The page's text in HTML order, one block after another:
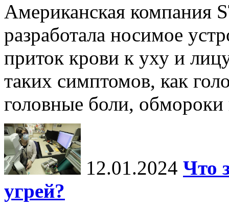
Американская компания
разработала носимое
приток крови к уху и
таких симптомов, как
головные боли, обмороки
12.01.2024 Что
угрей?